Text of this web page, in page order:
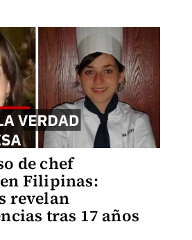
de chef
Filipinas:
revelan
tras 17 años